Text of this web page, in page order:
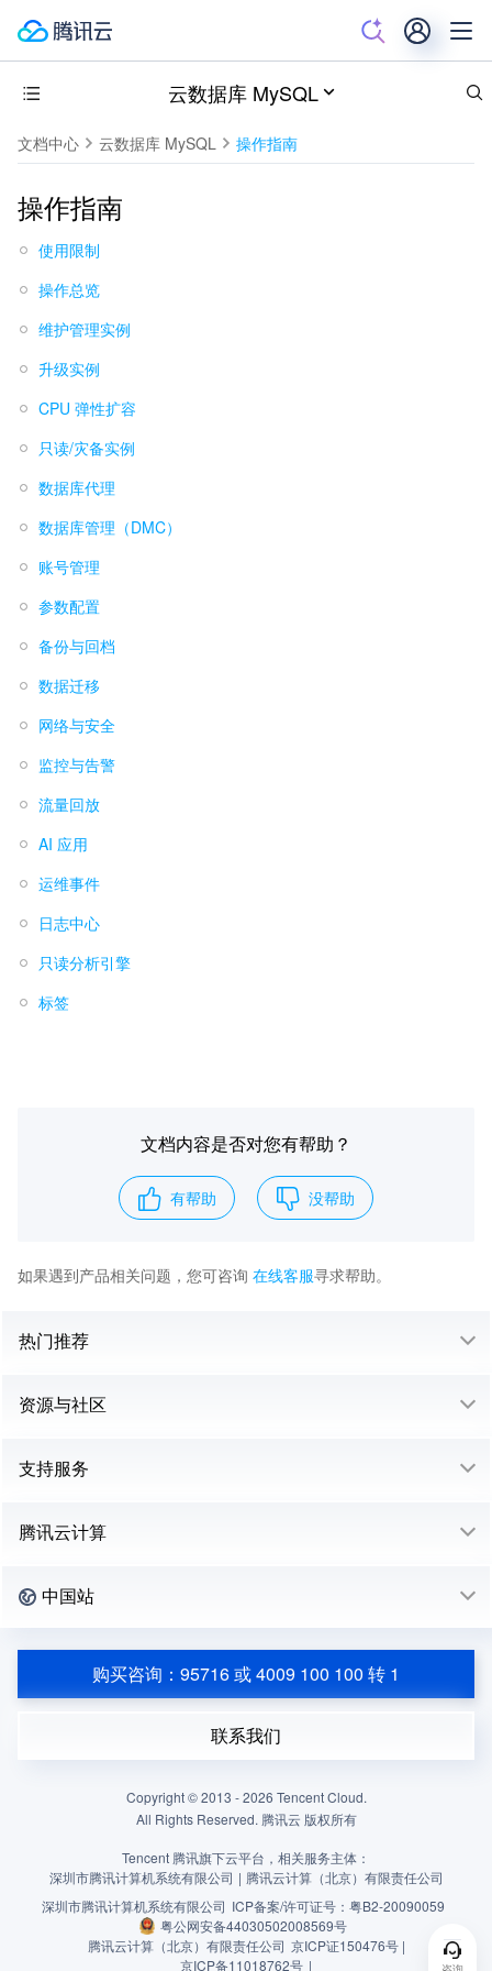
云数据库 MySQL
文档中心 云数据库 MySQL 操作指南
操作指南
使用限制
操作总览
维护管理实例
升级实例
CPU 弹性扩容
只读/灾备实例
数据库代理
数据库管理（DMC）
账号管理
参数配置
备份与回档
数据迁移
网络与安全
监控与告警
流量回放
AI 应用
运维事件
日志中心
只读分析引擎
标签
文档内容是否对您有帮助？
有帮助 没帮助
如果遇到产品相关问题，您可咨询 在线客服寻求帮助。
热门推荐
资源与社区
支持服务
腾讯云计算
中国站
购买咨询：95716 或 4009 100 100 转 1
联系我们
Copyright © 2013 -2026 Tencent Cloud.
All Rights Reserved. 腾讯云 版权所有
Tencent 腾讯旗下云平台，相关服务主体：
深圳市腾讯计算机系统有限公司 | 腾讯云计算（北京）有限责任公司
深圳市腾讯计算机系统有限公司 ICP备案/许可证号： 粤B2-20090059
粤公网安备44030502008569号
腾讯云计算（北京）有限责任公司 京ICP证150476号 |
京ICP备11018762号 |